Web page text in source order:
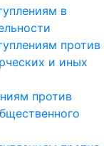
в
против
и иных
против